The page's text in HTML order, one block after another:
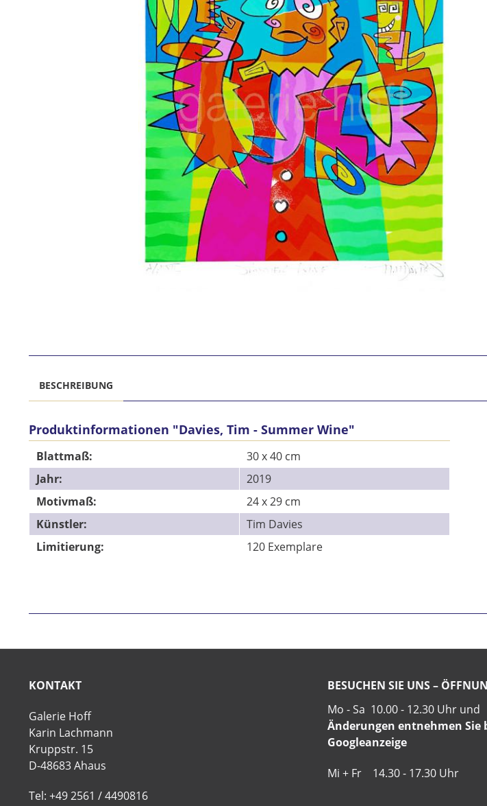
BESCHREIBUNG
Produktinformationen "Davies, Tim - Summer Wine"
Blattmaß:
30 x 40 cm
Jahr:
2019
Motivmaß:
24 x 29 cm
Künstler:
Tim Davies
Limitierung:
120 Exemplare
KONTAKT
Galerie Hoff
Karin Lachmann
Kruppstr. 15
D-48683 Ahaus
Tel: +49 2561 / 4490816
BESUCHEN SIE UNS –
Mo - Sa 10.00 - 12.30
Änderungen entnehmen Sie
Googleanzeige
Mi + Fr 14.30 -